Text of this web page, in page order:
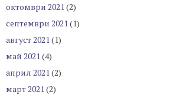
октомври 2021 (2)
септември 2021 (1)
август 2021 (1)
май 2021 (4)
април 2021 (2)
март 2021 (2)